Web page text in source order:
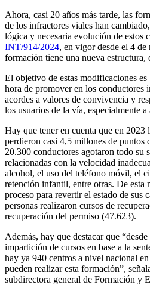
Ahora, casi 20 años más tarde, las
de los infractores viales han
lógica y necesaria evolución de estos
INT/914/2024, en vigor desde el 4
formación tiene una nueva
El objetivo de estas modificaciones
hora de promover en los conductores
acordes a valores de convivencia y
los usuarios de la vía, especialmente
Hay que tener en cuenta que en 2023
perdieron casi 4,5 millones de puntos
20.300 conductores agotaron todo su
relacionadas con la velocidad
alcohol, el uso del teléfono móvil, el
retención infantil, entre otras. De esta
proceso para revertir el estado de sus
personas realizaron cursos de
recuperación del permiso (47.623).
Además, hay que destacar que
impartición de cursos en base a la
hay ya 940 centros a nivel nacional
pueden realizar esta formación”,
subdirectora general de Formación y